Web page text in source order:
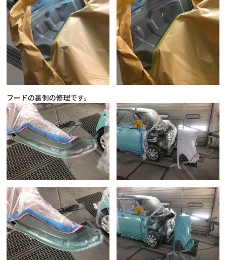
フードの裏側の修理です。